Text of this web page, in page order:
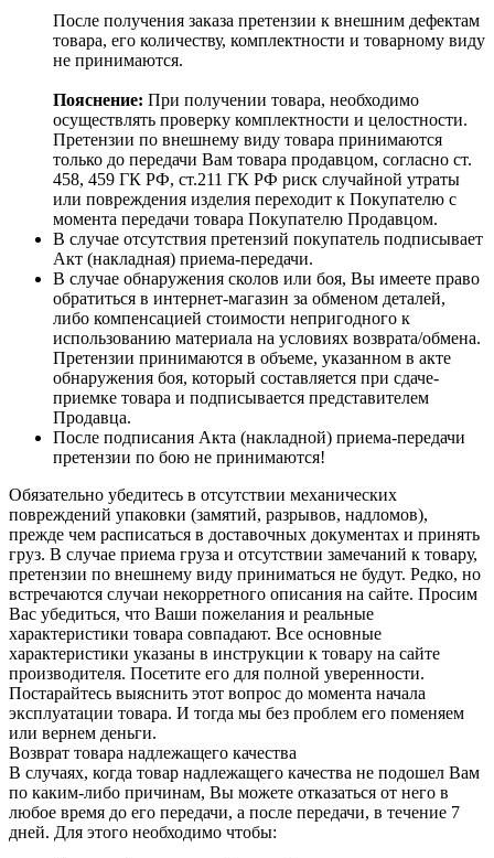
После получения заказа претензии к внешним дефектам
товара, его количеству, комплектности и товарному виду
не принимаются.
Пояснение: При получении товара, необходимо
осуществлять проверку комплектности и целостности.
Претензии по внешнему виду товара принимаются
только до передачи Вам товара продавцом, согласно ст.
458, 459 ГК РФ, ст.211 ГК РФ риск случайной утраты
или повреждения изделия переходит к Покупателю с
момента передачи товара Покупателю Продавцом.
В случае отсутствия претензий покупатель подписывает
Акт (накладная) приема-передачи.
В случае обнаружения сколов или боя, Вы имеете право
обратиться в интернет-магазин за обменом деталей,
либо компенсацией стоимости непригодного к
использованию материала на условиях возврата/обмена.
Претензии принимаются в объеме, указанном в акте
обнаружения боя, который составляется при сдаче-
приемке товара и подписывается представителем
Продавца.
После подписания Акта (накладной) приема-передачи
претензии по бою не принимаются!
Обязательно убедитесь в отсутствии механических
повреждений упаковки (замятий, разрывов, надломов),
прежде чем расписаться в доставочных документах и принять
груз. В случае приема груза и отсутствии замечаний к товару,
претензии по внешнему виду приниматься не будут. Редко, но
встречаются случаи некорретного описания на сайте. Просим
Вас убедиться, что Ваши пожелания и реальные
характеристики товара совпадают. Все основные
характеристики указаны в инструкции к товару на сайте
производителя. Посетите его для полной уверенности.
Постарайтесь выяснить этот вопрос до момента начала
эксплуатации товара. И тогда мы без проблем его поменяем
или вернем деньги.
Возврат товара надлежащего качества
В случаях, когда товар надлежащего качества не подошел Вам
по каким-либо причинам, Вы можете отказаться от него в
любое время до его передачи, а после передачи, в течение 7
дней. Для этого необходимо чтобы: